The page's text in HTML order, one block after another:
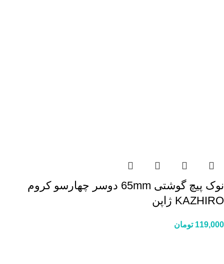
نوک پیچ گوشتی 65mm دوسر چهارسو کروم
KAZHIRO ژاپن
119,000 تومان